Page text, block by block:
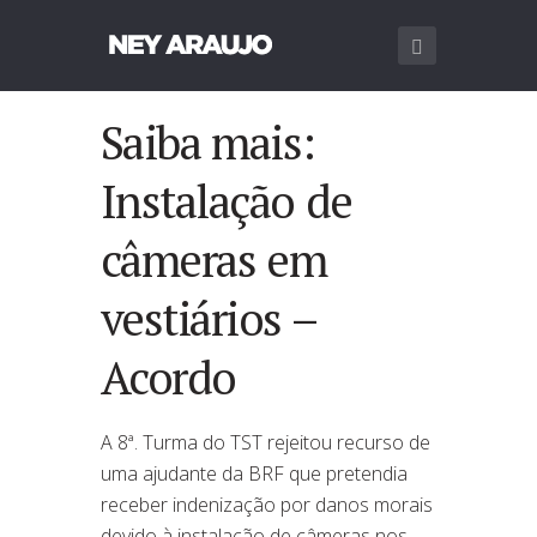
Saiba mais:
Instalação de
câmeras em
vestiários –
Acordo
A 8ª. Turma do TST rejeitou recurso de
uma ajudante da BRF que pretendia
receber indenização por danos morais